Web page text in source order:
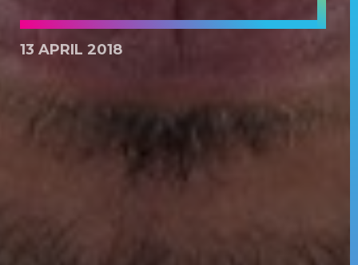
13 APRIL 2018